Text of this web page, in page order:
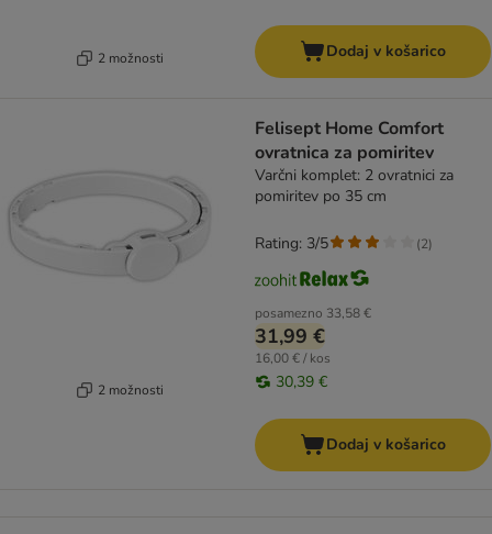
2 možnosti Dodaj v košarico
2 možnosti
Felisept Home Comfort
ovratnica za pomiritev
Varčni komplet: 2 ovratnici za
pomiritev po 35 cm
posamezno 33,58 €
31,99 €
16,00 € / kos
30,39 €
Rating: 3/5 (2)
Dodaj v košarico